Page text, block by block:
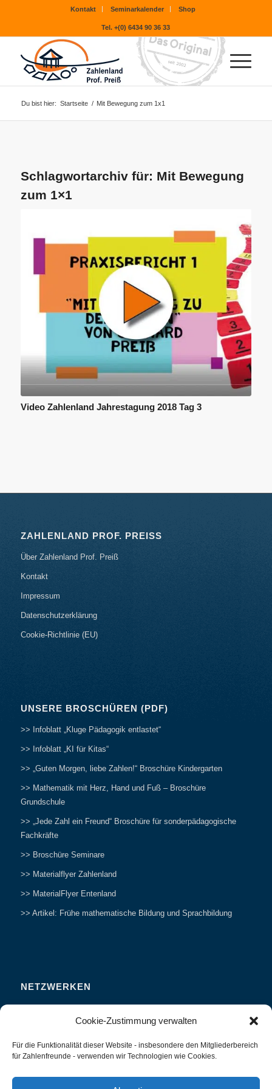
Cookie-Zustimmung verwalten
Für die Funktionalität dieser Website - insbesondere den Mitgliederbereich
für Zahlenfreunde - verwenden wir Technologien wie Cookies.
Kontakt Seminarkalender Shop
Tel. +(0) 6434 90 36 33
Du bist hier: Startseite / Mit Bewegung zum 1x1
Schlagwortarchiv für: Mit Bewegung
zum 1×1
Video Zahlenland Jahrestagung 2018 Tag 3
ZAHLENLAND PROF. PREISS
Über Zahlenland Prof. Preiß
Kontakt
Impressum
Datenschutzerklärung
Cookie-Richtlinie (EU)
UNSERE BROSCHÜREN (PDF)
>> Infoblatt „Kluge Pädagogik entlastet“
>> Infoblatt „KI für Kitas“
>> „Guten Morgen, liebe Zahlen!“ Broschüre Kindergarten
>> Mathematik mit Herz, Hand und Fuß – Broschüre
Grundschule
>> „Jede Zahl ein Freund“ Broschüre für sonderpädagogische
Fachkräfte
>> Broschüre Seminare
>> Materialflyer Zahlenland
>> MaterialFlyer Entenland
>> Artikel: Frühe mathematische Bildung und Sprachbildung
NETZWERKEN
Studieren
Interviews und Erfahrungsberichte